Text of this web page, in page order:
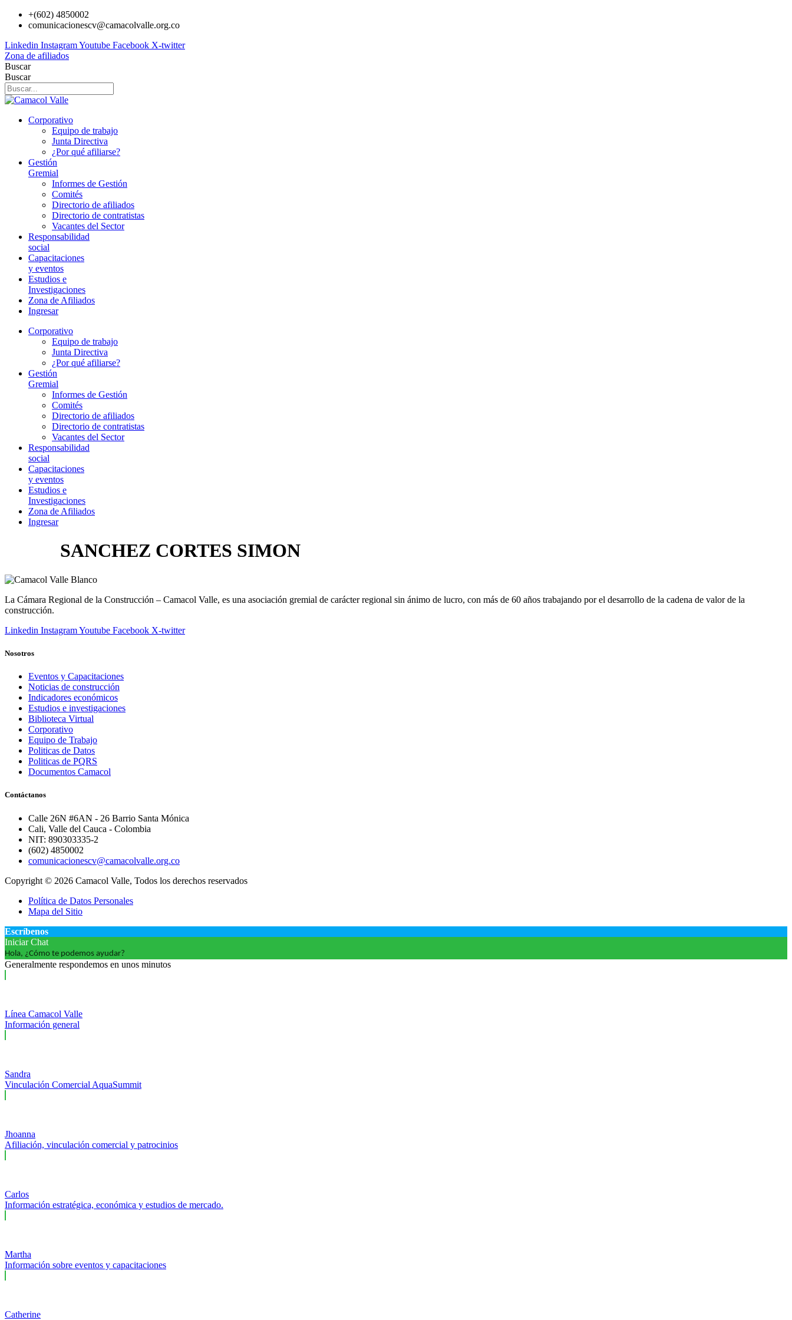
+(602) 4850002
comunicacionescv@camacolvalle.org.co
Linkedin InstagramYoutube Facebook X-twitter
Zona de afiliados
Buscar
Buscar
Corporativo
Equipo de trabajo
Junta Directiva
¿Por qué afiliarse?
Gestión
Gremial
Informes de Gestión
Comités
Directorio de afiliados
Directorio de contratistas
Vacantes del Sector
Responsabilidad
social
Capacitaciones
y eventos
Estudios e
Investigaciones
Zona de Afiliados
Ingresar
Corporativo
Equipo de trabajo
Junta Directiva
¿Por qué afiliarse?
Gestión
Gremial
Informes de Gestión
Comités
Directorio de afiliados
Directorio de contratistas
Vacantes del Sector
Responsabilidad
social
Capacitaciones
y eventos
Estudios e
Investigaciones
Zona de Afiliados
Ingresar
SANCHEZ CORTES SIMON
La Cámara Regional de la Construcción – Camacol Valle, es una asociación gremial de carácter regional sin ánimo de lucro, con más de 60 años trabajando por el desarrollo de la cadena de valor de la
construcción.
Linkedin InstagramYoutube Facebook X-twitter
Nosotros
Eventos y Capacitaciones
Noticias de construcción
Indicadores económicos
Estudios e investigaciones
Biblioteca Virtual
Corporativo
Equipo de Trabajo
Politicas de Datos
Politicas de PQRS
Documentos Camacol
Contáctanos
Calle 26N #6AN - 26 Barrio Santa Mónica
Cali, Valle del Cauca - Colombia
NIT: 890303335-2
(602) 4850002
comunicacionescv@camacolvalle.org.co
Copyright © 2026 Camacol Valle, Todos los derechos reservados
Política de Datos Personales
Mapa del Sitio
Escríbenos
Iniciar Chat
Hola, ¿Cómo te podemos ayudar?
Generalmente respondemos en unos minutos
Línea Camacol Valle
Información general
Sandra
Vinculación Comercial AquaSummit
Jhoanna
Afiliación, vinculación comercial y patrocinios
Carlos
Información estratégica, económica y estudios de mercado.
Martha
Información sobre eventos y capacitaciones
Catherine